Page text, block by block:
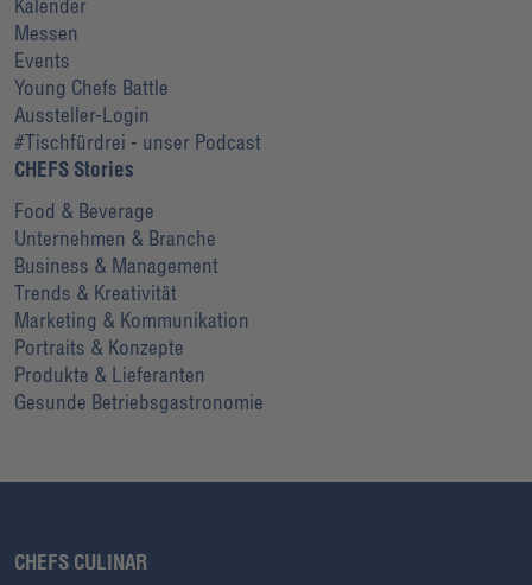
Kalender
Messen
Events
Young Chefs Battle
Aussteller-Login
#Tischfürdrei - unser Podcast
CHEFS Stories
Food & Beverage
Unternehmen & Branche
Business & Management
Trends & Kreativität
Marketing & Kommunikation
Portraits & Konzepte
Produkte & Lieferanten
Gesunde Betriebsgastronomie
CHEFS CULINAR